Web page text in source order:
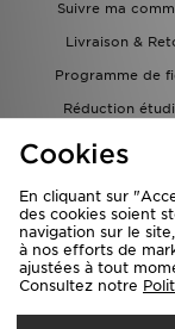
Suivre ma
Livraison &
Programme de
Réduction
Carte Cadeau
Cookies
En cliquant sur
des cookies soient
navigation sur le
à nos efforts de
ajustées à tout
Consultez notre